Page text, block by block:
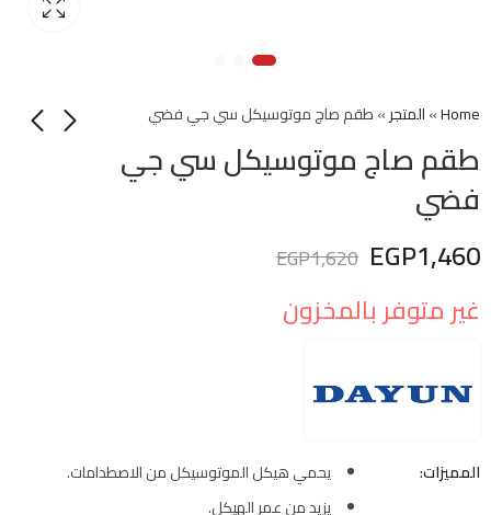
Home
»المتجر»طقم صاج موتوسيكل سي جي فضي
طقم صاج موتوسيكل سي جي
فضي
EGP1,460
EGP1,620
غير متوفر بالمخزون
المميزات:
يحمي هيكل الموتوسيكل من الاصطدامات.
يزيد من عمر الهيكل.